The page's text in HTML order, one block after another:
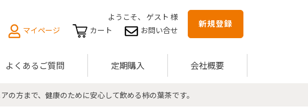
ようこそ、 ゲスト 様
マイページ
カート お問い合せ
新規登録
よくあるご質問 定期購入 会社概要
方まで、健康のために安心して飲める柿の葉茶です。